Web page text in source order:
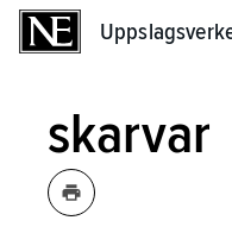
skarvar